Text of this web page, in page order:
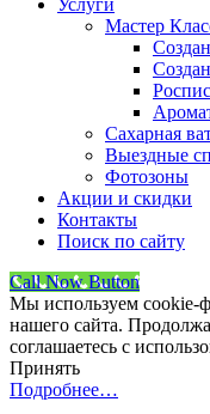
Услуги
Мастер
Сахарная
Выездные
Фотозоны
Акции и скидки
Контакты
Поиск по сайту
Call Now Button
Мы используем cookie-
нашего сайта.
соглашаетесь с
Принять
Подробнее…